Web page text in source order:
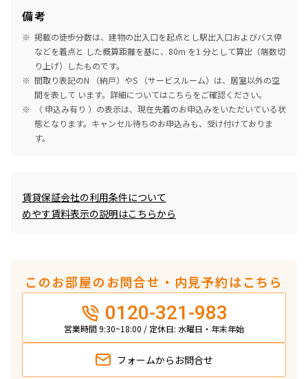
備考
掲載の徒歩分数は、建物の出入口を起点とし駅出入口およびバス停
などを着点と した概算距離を基に、80m を1 分として算出（端数切
り上げ）したものです。
間取り表記のN （納戸）やS （サービスルーム）は、居室以外の空
間を表して います。詳細についてはこちらをご確認ください。
（ 申込み有り ）の表示は、現在先着のお申込みをいただいている状
態となります。キャンセル待ちのお申込みも、受け付けておりま
す。
賃貸保証会社の利用条件について
めやす賃料表示の説明はこちらから
このお部屋のお問合せ・内見予約はこちら
0120-321-983
営業時間 9:30~18:00 / 定休日: 水曜日・年末年始
フォームから お問合せ